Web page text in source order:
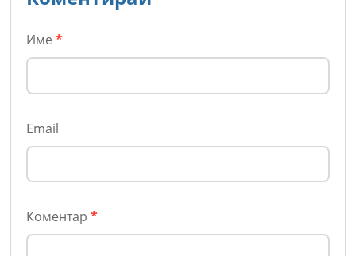
Име *
Email
Коментар *